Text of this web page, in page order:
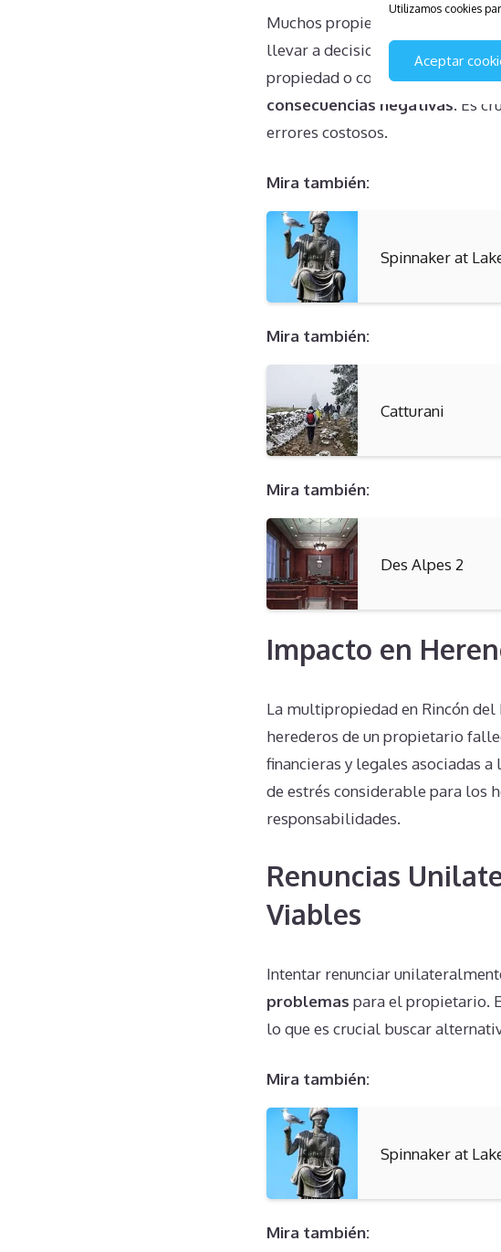
Utilizamos cookies
Aceptar
Muchos propietarios no
llevar a decisiones mal
propiedad o confían en
consecuencias negativas. Es
errores costosos.
Mira también:
Spinnaker at
Mira también:
Catturani
Mira también:
Des Alpes 2
Impacto en
La multipropiedad en Rincón
herederos de un propietario
financieras y legales asociadas
de estrés considerable para los
responsabilidades.
Renuncias
Viables
Intentar renunciar
problemas para el propietario.
lo que es crucial buscar
Mira también:
Spinnaker at
Mira también: